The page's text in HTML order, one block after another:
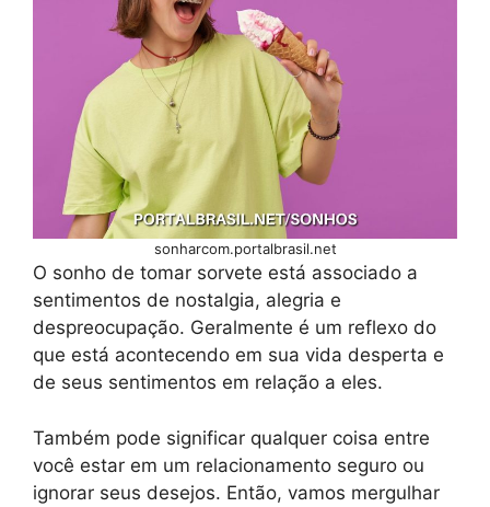
sonharcom.portalbrasil.net
O sonho de tomar sorvete está associado a
sentimentos de nostalgia, alegria e
despreocupação. Geralmente é um reflexo do
que está acontecendo em sua vida desperta e
de seus sentimentos em relação a eles.
Também pode significar qualquer coisa entre
você estar em um relacionamento seguro ou
ignorar seus desejos. Então, vamos mergulhar